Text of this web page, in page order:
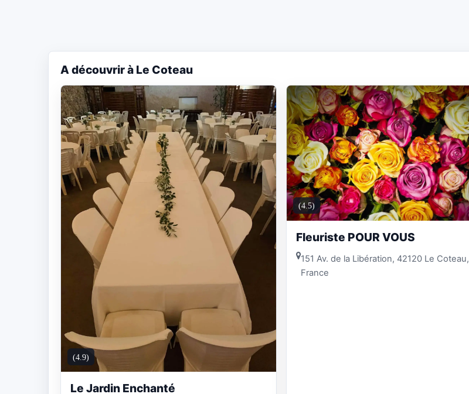
A découvrir à Le Coteau
(4.9)
Le Jardin Enchanté
(4.5)
Fleuriste POUR VOUS
151 Av. de la Libération, 42120 Le Coteau,
France